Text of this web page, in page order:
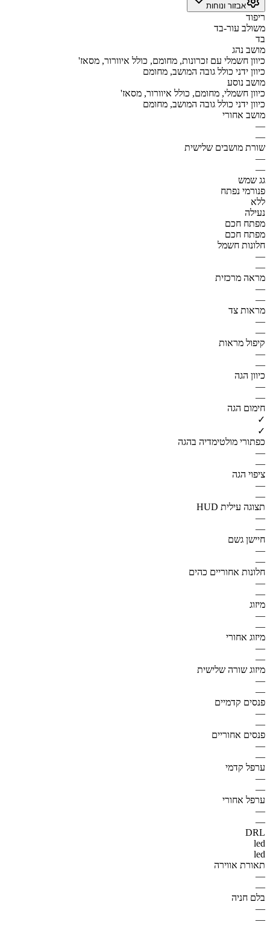
אבזור ונוחות
ריפוד
משולב עור-בד
בד
מושב נהג
כיוון חשמלי עם זכרונות, מחומם, כולל איוורור, מסאז'
כיוון ידני כולל גובה המושב, מחומם
מושב נוסע
כיוון חשמלי, מחומם, כולל איוורור, מסאז'
כיוון ידני כולל גובה המושב, מחומם
מושב אחורי
—
—
שורת מושבים שלישית
—
—
גג שמש
פנורמי נפתח
ללא
נעילה
מפתח חכם
מפתח חכם
חלונות חשמל
—
—
מראה מרכזית
—
—
מראות צד
—
—
קיפול מראות
—
—
כיוון הגה
—
—
חימום הגה
✓
✓
כפתורי מולטימדיה בהגה
—
—
ציפוי הגה
—
—
תצוגה עילית HUD
—
—
חיישן גשם
—
—
חלונות אחוריים כהים
—
—
מיזוג
—
—
מיזוג אחורי
—
—
מיזוג שורה שלישית
—
—
פנסים קדמיים
—
—
פנסים אחוריים
—
—
ערפל קדמי
—
—
ערפל אחורי
—
—
DRL
led
led
תאורת אווירה
—
—
בלם חניה
—
—